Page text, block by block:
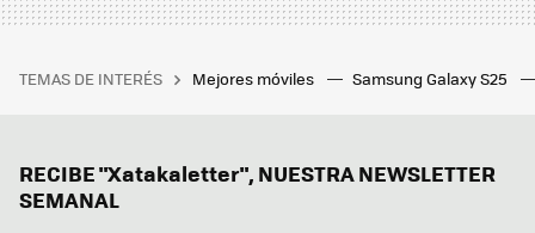
TEMAS DE INTERÉS Mejores móviles Samsung Galaxy S25
RECIBE "Xatakaletter", NUESTRA NEWSLETTER
SEMANAL